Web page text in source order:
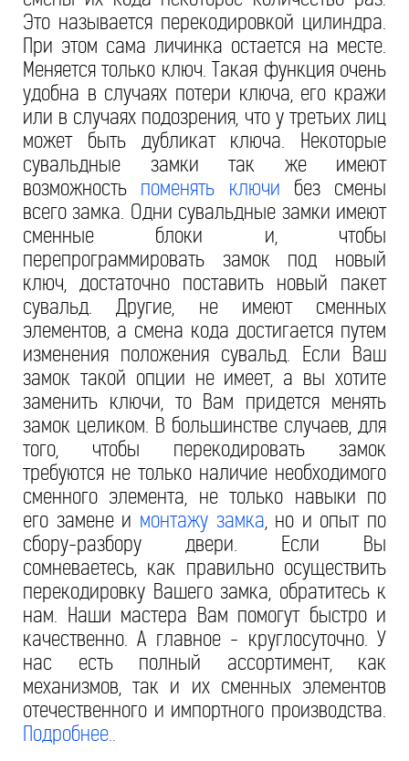
Это называется перекодировкой цилиндра.
При этом сама личинка остается на месте.
Меняется только ключ. Такая функция очень
удобна в случаях потери ключа, его кражи
или в случаях подозрения, что у третьих лиц
может быть дубликат ключа. Некоторые
сувальдные замки так же имеют
возможность поменять ключи без смены
всего замка. Одни сувальдные замки имеют
сменные блоки и, чтобы
перепрограммировать замок под новый
ключ, достаточно поставить новый пакет
сувальд. Другие, не имеют сменных
элементов, а смена кода достигается путем
изменения положения сувальд. Если Ваш
замок такой опции не имеет, а вы хотите
заменить ключи, то Вам придется менять
замок целиком. В большинстве случаев, для
того, чтобы перекодировать замок
требуются не только наличие необходимого
сменного элемента, не только навыки по
его замене и монтажу замка, но и опыт по
сбору-разбору двери. Если Вы
сомневаетесь, как правильно осуществить
перекодировку Вашего замка, обратитесь к
нам. Наши мастера Вам помогут быстро и
качественно. А главное - круглосуточно. У
нас есть полный ассортимент, как
механизмов, так и их сменных элементов
отечественного и импортного производства.
Подробнее..